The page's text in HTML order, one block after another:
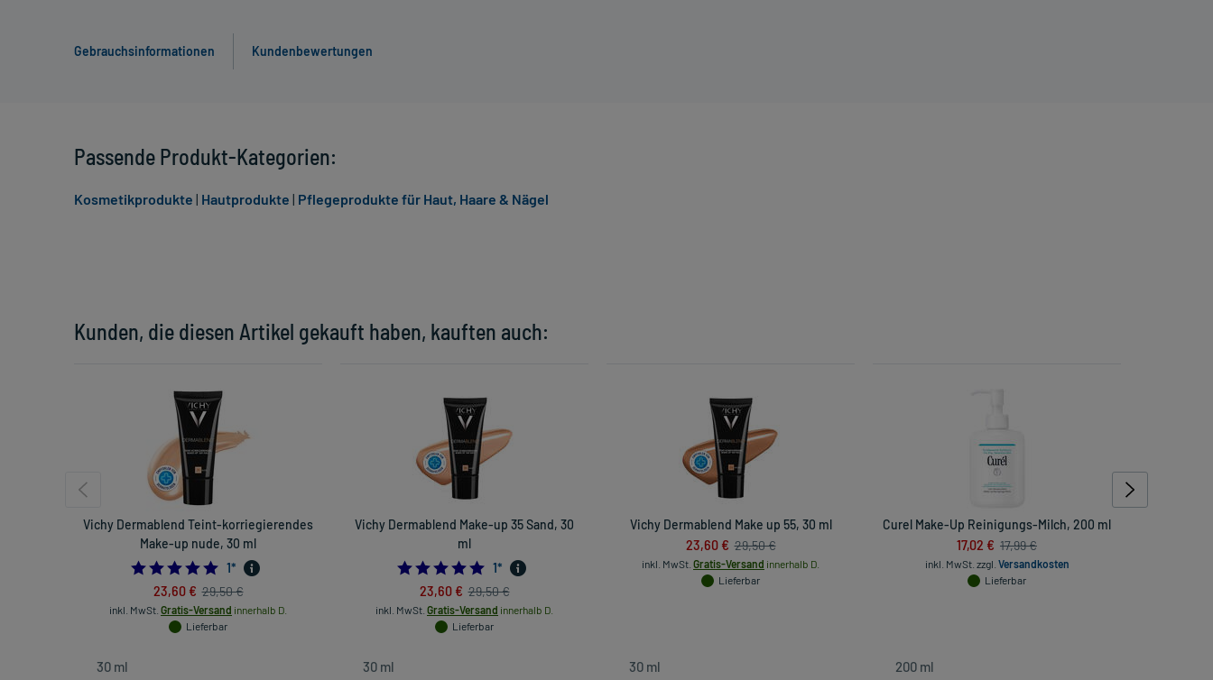
Gebrauchsinformationen Kundenbewertungen
Kunden, die diesen Artikel gekauft haben, kauften auch:
Vichy Dermablend Teint-korriegierendes
Make-up nude, 30 ml
5.0
1*
23,60 € 29,50 €
inkl. MwSt. Gratis-Versand innerhalb D.
Lieferbar
Vichy Dermablend Make-up 35 Sand, 30
ml
5.0
1*
23,60 € 29,50 €
inkl. MwSt. Gratis-Versand innerhalb D.
Lieferbar
Vichy Dermablend Make up 55, 30 ml
23,60 € 29,50 €
inkl. MwSt. Gratis-Versand innerhalb D.
Lieferbar
Curel Make-Up Reinigungs-Milch, 200 ml
17,02 € 17,99 €
inkl. MwSt. zzgl. Versandkosten
Lieferbar
Passende Produkt-Kategorien:
Kosmetikprodukte | Hautprodukte | Pflegeprodukte für Haut, Haare & Nägel